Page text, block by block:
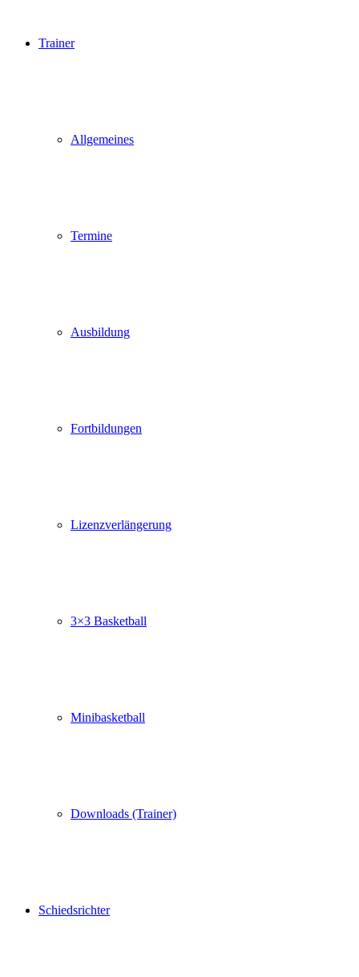
Trainer
Allgemeines
Termine
Ausbildung
Fortbildungen
Lizenzverlängerung
3×3 Basketball
Minibasketball
Downloads (Trainer)
Schiedsrichter